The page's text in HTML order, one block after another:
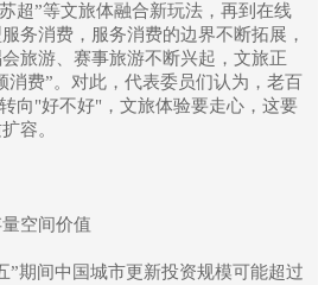
超”等文旅体融合新玩法，再到在线
务消费，服务消费的边界不断拓展，
旅游、赛事旅游不断兴起，文旅正
消费”。对此，代表委员们认为，老百
向"好不好"，文旅体验要走心，这要
容。
空间价值
”期间中国城市更新投资规模可能超过